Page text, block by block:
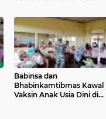
Babinsa dan
Bhabinkamtibmas Kawal
Vaksin Anak Usia Dini di